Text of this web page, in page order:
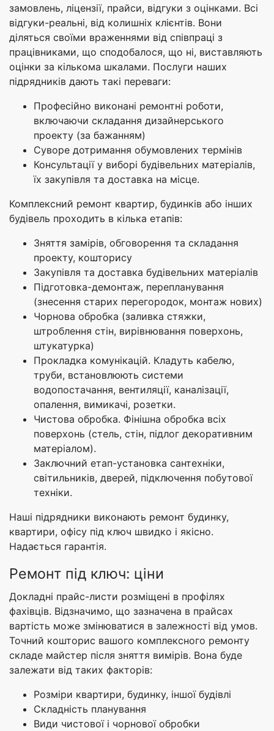
замовлень, ліцензії, прайси, відгуки з оцінками. Всі
відгуки-реальні, від колишніх клієнтів. Вони
діляться своїми враженнями від співпраці з
працівниками, що сподобалося, що ні, виставляють
оцінки за кількома шкалами. Послуги наших
підрядників дають такі переваги:
Професійно виконані ремонтні роботи,
включаючи складання дизайнерського
проекту (за бажанням)
Суворе дотримання обумовлених термінів
Консультації у виборі будівельних матеріалів,
їх закупівля та доставка на місце.
Комплексний ремонт квартир, будинків або інших
будівель проходить в кілька етапів:
Зняття замірів, обговорення та складання
проекту, кошторису
Закупівля та доставка будівельних матеріалів
Підготовка-демонтаж, перепланування
(знесення старих перегородок, монтаж нових)
Чорнова обробка (заливка стяжки,
штроблення стін, вирівнювання поверхонь,
штукатурка)
Прокладка комунікацій. Кладуть кабелю,
труби, встановлюють системи
водопостачання, вентиляції, каналізації,
опалення, вимикачі, розетки.
Чистова обробка. Фінішна обробка всіх
поверхонь (стель, стін, підлог декоративним
матеріалом).
Заключний етап-установка сантехніки,
світильників, дверей, підключення побутової
техніки.
Наші підрядники виконають ремонт будинку,
квартири, офісу під ключ швидко і якісно.
Надається гарантія.
Ремонт під ключ: ціни
Докладні прайс-листи розміщені в профілях
фахівців. Відзначимо, що зазначена в прайсах
вартість може змінюватися в залежності від умов.
Точний кошторис вашого комплексного ремонту
складе майстер після зняття вимірів. Вона буде
залежати від таких факторів:
Розміри квартири, будинку, іншої будівлі
Складність планування
Види чистової і чорнової обробки